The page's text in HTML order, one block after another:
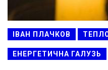
ІВАН ПЛАЧКОВ
ЕНЕРГЕТИЧНА ГАЛУЗЬ